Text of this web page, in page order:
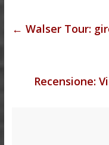
← Walser Tour:
Recensione: